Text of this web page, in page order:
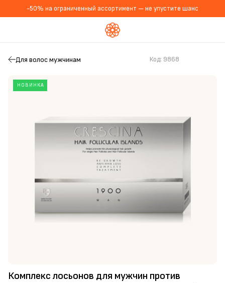
-50% на ограниченный ассортимент — не упустите шанс
Для волос мужчинам
НОВИНКА
Комплекс лосьонов для мужчин против
Код: 9868